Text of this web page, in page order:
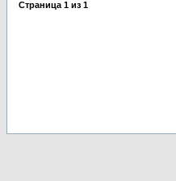
Страница 1 из 1